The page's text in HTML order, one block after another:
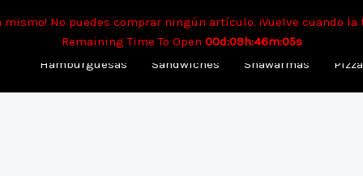
mismo! No puedes comprar ningún artículo. ¡Vuelve cuando
Remaining Time To Open 00d:09h:46m:04s
aproximado para envíos a domicilio: 90 min. Para retiro: 40
Hamburguesas
Sandwiches Shawarmas